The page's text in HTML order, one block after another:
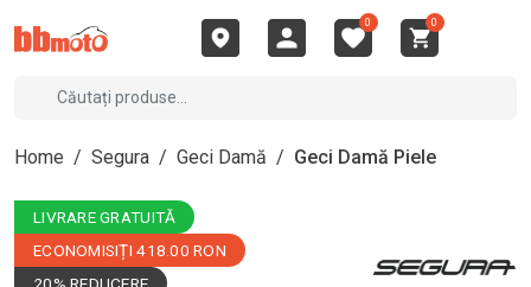
0 0
Home / Segura / Geci Damă / Geci Damă Piele
LIVRARE GRATUITĂ
ECONOMISIȚI 418.00 RON